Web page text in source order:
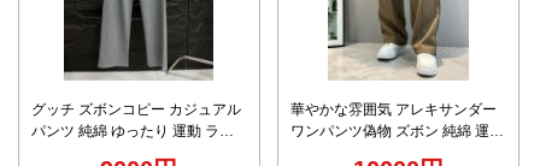
グッチ ズボンコピー カジュアル
パンツ 純綿 ゆったり 運動 ラン
華やかな雰囲気 アレキサンダー
ワンパンツ偽物 ズボン 純綿 運動